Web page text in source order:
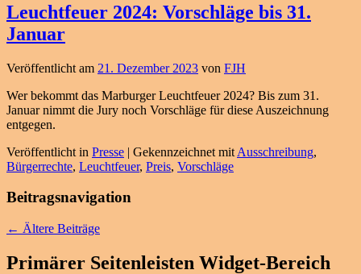
Leuchtfeuer 2024: Vorschläge bis 31.
Januar
Veröffentlicht am 21. Dezember 2023 von FJH
Wer bekommt das Marburger Leuchtfeuer 2024? Bis zum 31.
Januar nimmt die Jury noch Vorschläge für diese Auszeichnung
entgegen.
Veröffentlicht in Presse | Gekennzeichnet mit Ausschreibung,
Bürgerrechte, Leuchtfeuer, Preis, Vorschläge
Beitragsnavigation
← Ältere Beiträge
Primärer Seitenleisten Widget-Bereich